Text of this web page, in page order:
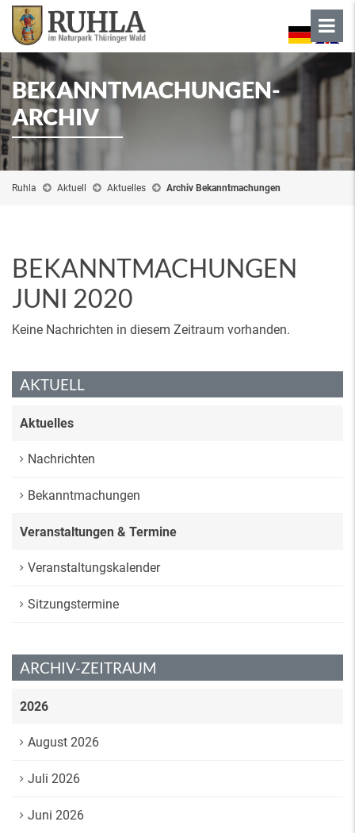
BEKANNTMACHUNGEN-
ARCHIV
Ruhla Aktuell Aktuelles Archiv Bekanntmachungen
BEKANNTMACHUNGEN
JUNI 2020
Keine Nachrichten in diesem Zeitraum vorhanden.
AKTUELL
Aktuelles
Nachrichten
Bekanntmachungen
Veranstaltungen & Termine
Veranstaltungskalender
Sitzungstermine
ARCHIV-ZEITRAUM
2026
August 2026
Juli 2026
Juni 2026